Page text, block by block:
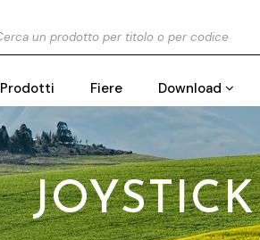
Prodotti Fiere Download